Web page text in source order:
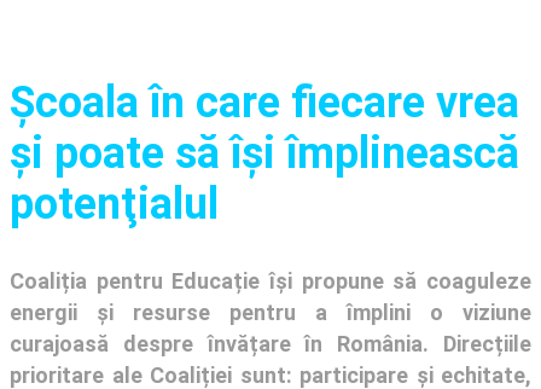
Şcoala în care fiecare vrea
și poate să își împlinească
potenţialul
Coaliția pentru Educație își propune să coaguleze
energii și resurse pentru a împlini o viziune
curajoasă despre învățare în România. Direcțiile
prioritare ale Coaliției sunt: participare și echitate,